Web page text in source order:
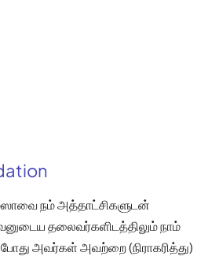
நம் அத்தாட்சிகளுடன்
தலைவர்களிடத்திலும் நாம்
அவர்கள் அவற்றை (நிராகரித்து)